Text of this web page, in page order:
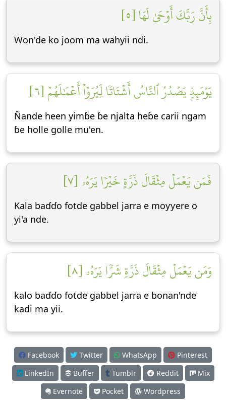
بِأَنَّ رَبَّكَ أَوۡحَىٰ لَهَا [٥]
Won'de ko joom ma wahyii ndi.
يَوۡمَئِذٖ يَصۡدُرُ ٱلنَّاسُ أَشۡتَاتٗا لِّيُرَوۡاْ أَعۡمَٰلَهُمۡ [٦]
Ñande heen yimɓe ɓe njalta heɓe carii ngam
ɓe holle golle mu'en.
فَمَن يَعۡمَلۡ مِثۡقَالَ ذَرَّةٍ خَيۡرٗا يَرَهُۥ [٧]
Kala baɗɗo fotde gabbel jarra e moƴƴere o
yi'a nde.
وَمَن يَعۡمَلۡ مِثۡقَالَ ذَرَّةٖ شَرّٗا يَرَهُۥ [٨]
kalo baɗɗo fotde gabbel jarra e bonan'nde
kadi ma yii.
Facebook Twitter WhatsApp
Pinterest
LinkedIn
Buffer Tumblr Reddit
Mix
Evernote
Pocket Wordpress